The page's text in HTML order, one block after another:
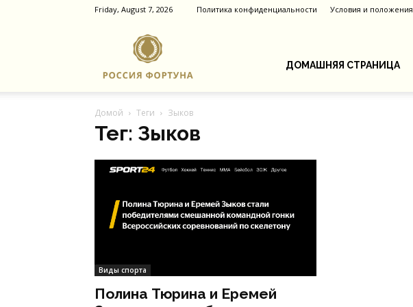
Friday, August 7, 2026 Политика конфиденциальности Условия и положения
ДОМАШНЯЯ СТРАНИЦА
Домой Теги Зыков
Тег: Зыков
Виды спорта
Полина Тюрина и Еремей